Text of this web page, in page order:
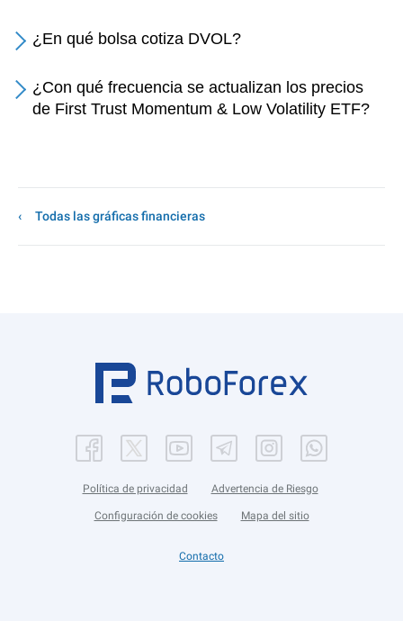
¿En qué bolsa cotiza DVOL?
¿Con qué frecuencia se actualizan los precios
de First Trust Momentum & Low Volatility ETF?
Todas las gráficas financieras
Política de privacidad Advertencia de Riesgo
Configuración de cookies Mapa del sitio
Contacto